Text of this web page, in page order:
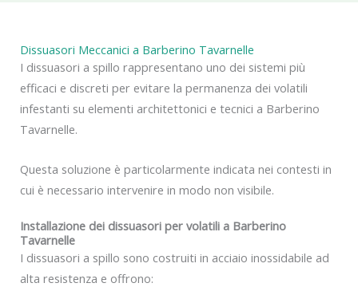
Dissuasori Meccanici a Barberino Tavarnelle
I dissuasori a spillo rappresentano uno dei sistemi più
efficaci e discreti per evitare la permanenza dei volatili
infestanti su elementi architettonici e tecnici a Barberino
Tavarnelle.
Questa soluzione è particolarmente indicata nei contesti in
cui è necessario intervenire in modo non visibile.
Installazione dei dissuasori per volatili a Barberino
Tavarnelle
I dissuasori a spillo sono costruiti in acciaio inossidabile ad
alta resistenza e offrono: